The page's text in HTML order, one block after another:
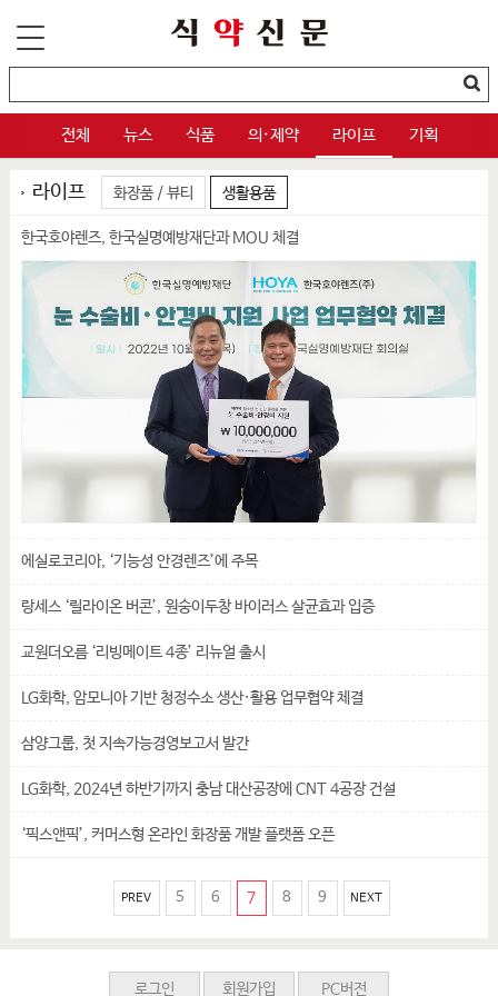
전체 뉴스 식품 의·제약 라이프 기획
라이프 화장품 / 뷰티 생활용품
한국호야렌즈, 한국실명예방재단과 MOU 체결
에실로코리아, ‘기능성 안경렌즈’에 주목
랑세스 ‘릴라이온 버콘’, 원숭이두창 바이러스 살균효과 입증
교원더오름 ‘리빙메이트 4종’ 리뉴얼 출시
LG화학, 암모니아 기반 청정수소 생산·활용 업무협약 체결
삼양그룹, 첫 지속가능경영보고서 발간
LG화학, 2024년 하반기까지 충남 대산공장에 CNT 4공장 건설
‘픽스앤픽’, 커머스형 온라인 화장품 개발 플랫폼 오픈
PREV 5 6 7 8 9 NEXT
로그인 회원가입 PC버전